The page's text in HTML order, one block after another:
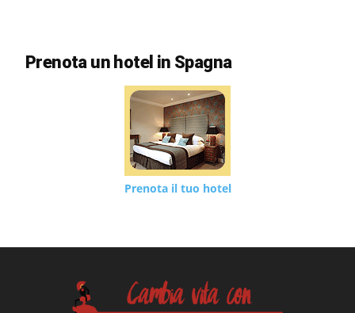
Prenota un hotel in Spagna
Prenota il tuo hotel